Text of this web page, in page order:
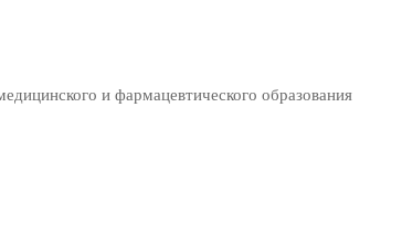
и фармацевтического образования